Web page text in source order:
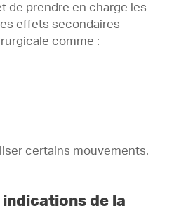
de prendre en charge les
effets secondaires
comme :
certains mouvements.
de la